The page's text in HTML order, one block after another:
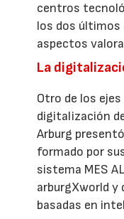
centros
los dos
aspectos
La
Otro de los
digitalización
Arburg
formado por
sistema MES
arburgXworld
basadas en